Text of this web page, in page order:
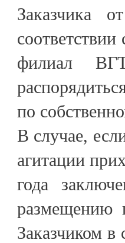
Заказчика
филиал
по
В случае,
агитации
года
размещению
Заказчиком